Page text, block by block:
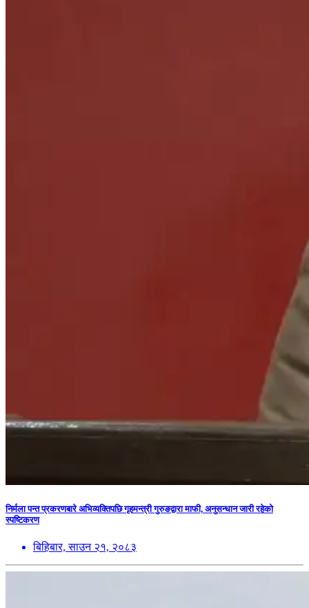
निर्मला पन्त प्रकरणबारे अभिव्यक्तिपछि गृहमन्त्री गुरुङद्वारा माफी, अनुसन्धान जारी रहेको
स्पष्टिकरण
बिहिबार, साउन २१, २०८३